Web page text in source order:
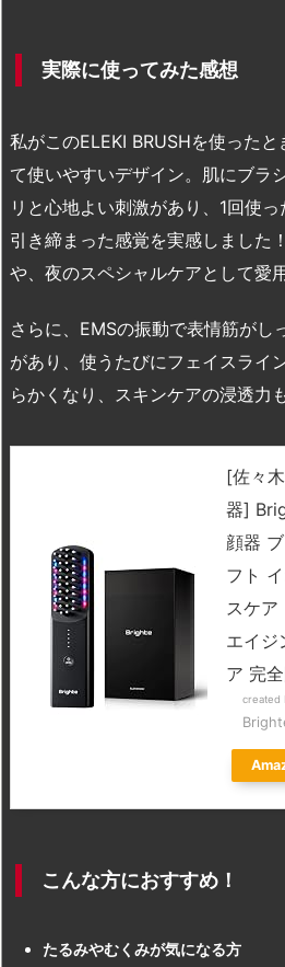
実際に使ってみた感想
私がこのELEKI BRUSHを使ったと
て使いやすいデザイン。肌にブラ
リと心地よい刺激があり、1回使
引き締まった感覚を実感しました
や、夜のスペシャルケアとして愛
さらに、EMSの振動で表情筋がし
があり、使うたびにフェイスライ
らかくなり、スキンケアの浸透力
[佐々
器]
顔器
フト
スケア
エイジ
ア 完
created
こんな方におすすめ！
たるみやむくみが気になる方